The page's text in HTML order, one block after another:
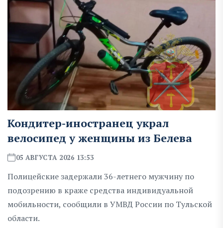
Кондитер-иностранец украл
велосипед у женщины из Белева
05 АВГУСТА 2026 13:53
Полицейские задержали 36-летнего мужчину по
подозрению в краже средства индивидуальной
мобильности, сообщили в УМВД России по Тульской
области.